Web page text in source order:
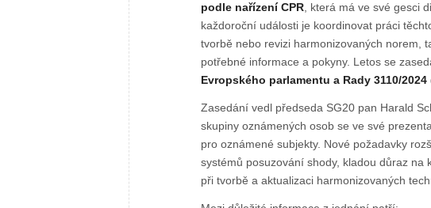
podle nařízení CPR , která má ve své gesci
každoroční události je koordinovat práci
tvorbě nebo revizi harmonizovaných norem,
potřebné informace a pokyny. Letos se
Evropského parlamentu a Rady 3110/2024
Zasedání vedl předseda SG20 pan Harald
skupiny oznámených osob se ve své
pro oznámené subjekty. Nové požadavky
systémů posuzování shody, kladou důraz
při tvorbě a aktualizaci harmonizovaných